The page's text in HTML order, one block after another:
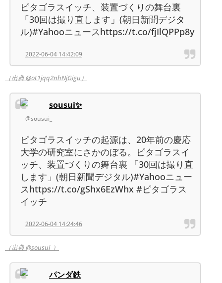
ピタゴラスイッチ、装置づくりの舞台裏
「30回は撮り直します」(朝日新聞デジタ
ル)#Yahooニュースhttps://t.co/fjIlQPPp8y
2022-06-04 14:42:09
（出典 @ot1jqq2nhNjGigu）
sousui✨
@sousui_
ピタゴラスイッチの起源は、20年前の慶応
大学の研究室にさかのぼる。ピタゴラスイ
ッチ、装置づくりの舞台裏 「30回は撮り直
します」(朝日新聞デジタル)#Yahooニュー
スhttps://t.co/gShx6EzWhx #ピタゴラス
イッチ
2022-06-04 14:24:46
（出典 @sousui_）
パンダ鉄